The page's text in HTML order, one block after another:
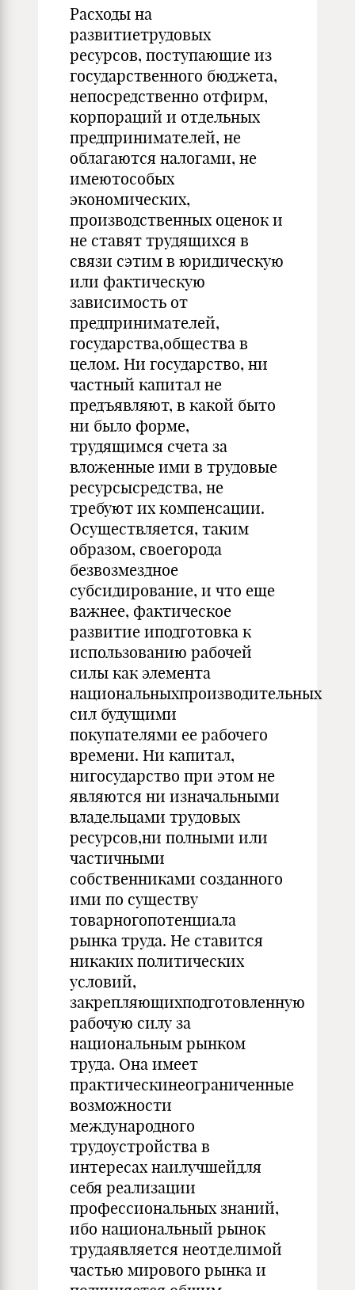
Расходы на
развитиетрудовых
ресурсов, поступающие из
государственного бюджета,
непосредственно отфирм,
корпораций и отдельных
предпринимателей, не
облагаются налогами, не
имеютособых
экономических,
производственных оценок и
не ставят трудящихся в
связи сэтим в юридическую
или фактическую
зависимость от
предпринимателей,
государства,общества в
целом. Ни государство, ни
частный капитал не
предъявляют, в какой быто
ни было форме,
трудящимся счета за
вложенные ими в трудовые
ресурсысредства, не
требуют их компенсации­.
Осуществляется, таким
образом, своегорода
безвозмездное
субсидирование, и что еще
важнее, фактическое
развитие иподготовка к
использованию рабочей
силы как элемента
национальныхпроизводительных
сил будущими
покупателями ее рабочего
времени. Ни капитал,
нигосударство при этом не
являются ни изначальными
владельцами трудовых
ресурсов,ни полными или
частичными
собственниками созданного
ими по существу
товарногопотенциала
рынка труда. Не ставится
никаких политических
условий,
закрепляющихподготовленную
рабочую силу за
национальным рынком
труда. Она имеет
практическинеограниченные
возможности
международного
трудоустройства в
интересах наилучшейдля
себя реализации
профессиональных знаний,
ибо национальный рынок
трудаявляется неотделимой
частью мирового рынка и